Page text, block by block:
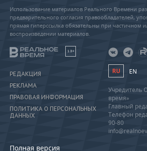
Использование материалов Реального Времени
предварительного согласия правообладателей,
прямая гиперссылка обязательны при частичном
воспроизведении материалов.
18+
РЕДАКЦИЯ
РЕКЛАМА
ПРАВОВАЯ ИНФОРМАЦИЯ
ПОЛИТИКА О ПЕРСОНАЛЬНЫХ
ДАННЫХ
Полная версия
RU EN
Учредитель
время»
Главный
Телефон
90-80